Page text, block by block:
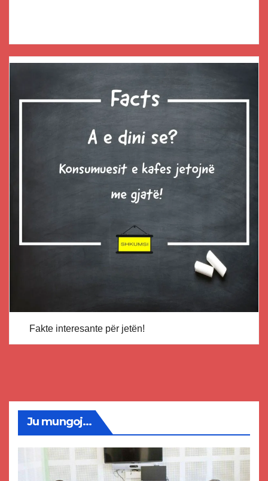
Fakte interesante për jetën!
Ju mungoj...